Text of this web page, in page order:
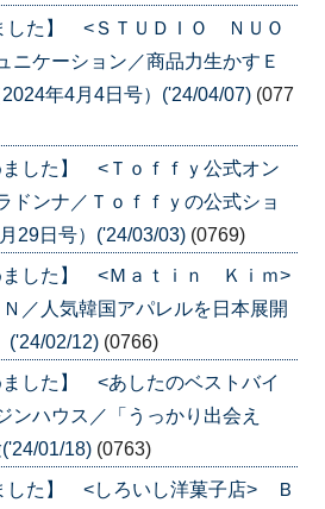
した】 <ＳＴＵＤＩＯ ＮＵＯ
ケーション／商品力生かすＥ
年4月4日号）('24/04/07) (077
した】 <Ｔｏｆｆｙ公式オン
ンナ／Ｔｏｆｆｙの公式ショ
29日号）('24/03/03) (0769)
ました】 <Ｍａｔｉｎ Ｋｉｍ>
人気韓国アパレルを日本展開
('24/02/12) (0766)
した】 <あしたのベストバイ
ハウス／「うっかり出会え
01/18) (0763)
した】 <しろいし洋菓子店> Ｂ